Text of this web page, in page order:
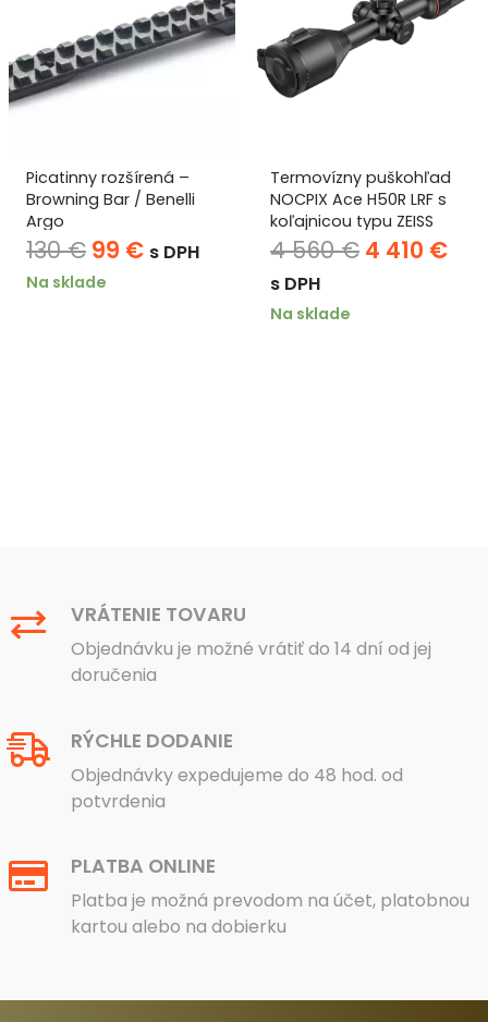
Picatinny rozšírená –
Browning Bar / Benelli
Argo
130€ Pôvodná
cena
99 €Aktuálna
s DPH
Na sklade
Termovízny puškohľad
NOCPIX Ace H50R LRF s
koľajnicou typu ZEISS
4 560€ Pôvodná
4 410 €
s DPH
Na sklade
VRÁTENIE TOVARU
Objednávku je možné vrátiť do 14 dní od jej
doručenia
RÝCHLE DODANIE
Objednávky expedujeme do 48 hod. od
potvrdenia
PLATBA ONLINE
Platba je možná prevodom na účet, platobnou
kartou alebo na dobierku